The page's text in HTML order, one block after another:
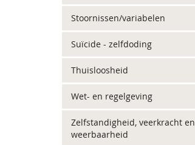
Stoornissen/variabelen
Suïcide - zelfdoding
Thuisloosheid
Wet- en regelgeving
Zelfstandigheid, veerkracht en
weerbaarheid